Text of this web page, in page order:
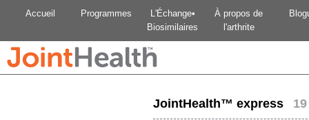
Accueil Programmes
L'Échange•
Biosimilaires
À propos de
l'arthrite
JointHealth™ express